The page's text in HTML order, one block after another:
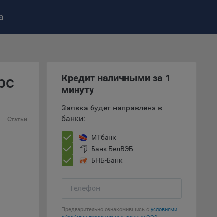
Статьи
Кредит наличными за 1
минуту
Заявка будет направлена в
банки:
МТбанк
Банк БелВЭБ
БНБ-Банк
Телефон
Предварительно ознакомившись с условиями